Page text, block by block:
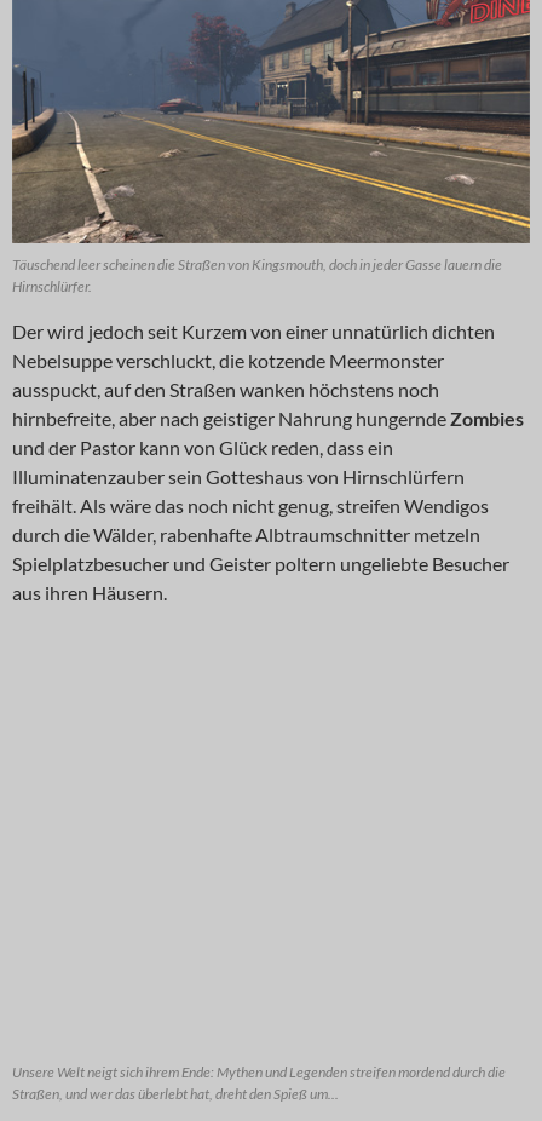
Täuschend leer scheinen die Straßen von Kingsmouth, doch in jeder Gasse lauern die
Hirnschlürfer.
Der wird jedoch seit Kurzem von einer unnatürlich dichten
Nebelsuppe verschluckt, die kotzende Meermonster
ausspuckt, auf den Straßen wanken höchstens noch
hirnbefreite, aber nach geistiger Nahrung hungerndeZombies
und der Pastor kann von Glück reden, dass ein
Illuminatenzauber sein Gotteshaus von Hirnschlürfern
freihält. Als wäre das noch nicht genug, streifen Wendigos
durch die Wälder, rabenhafte Albtraumschnitter metzeln
Spielplatzbesucher und Geister poltern ungeliebte Besucher
aus ihren Häusern.
Unsere Welt neigt sich ihrem Ende: Mythen und Legenden streifen mordend durch die
Straßen, und wer das überlebt hat, dreht den Spieß um...